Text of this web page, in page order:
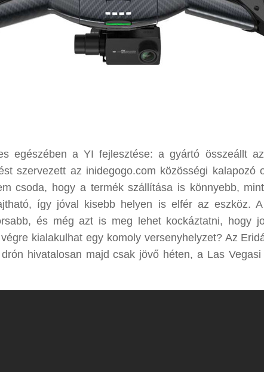
egészében a YI fejlesztése: a gyártó összeállt
szervezett az inidegogo.com közösségi kalapozó
csoda, hogy a termék szállítása is könnyebb,
így jóval kisebb helyen is elfér az eszköz.
és még azt is meg lehet kockáztatni, hogy
kialakulhat egy komoly versenyhelyzet? Az
hivatalosan majd csak jövő héten, a Las